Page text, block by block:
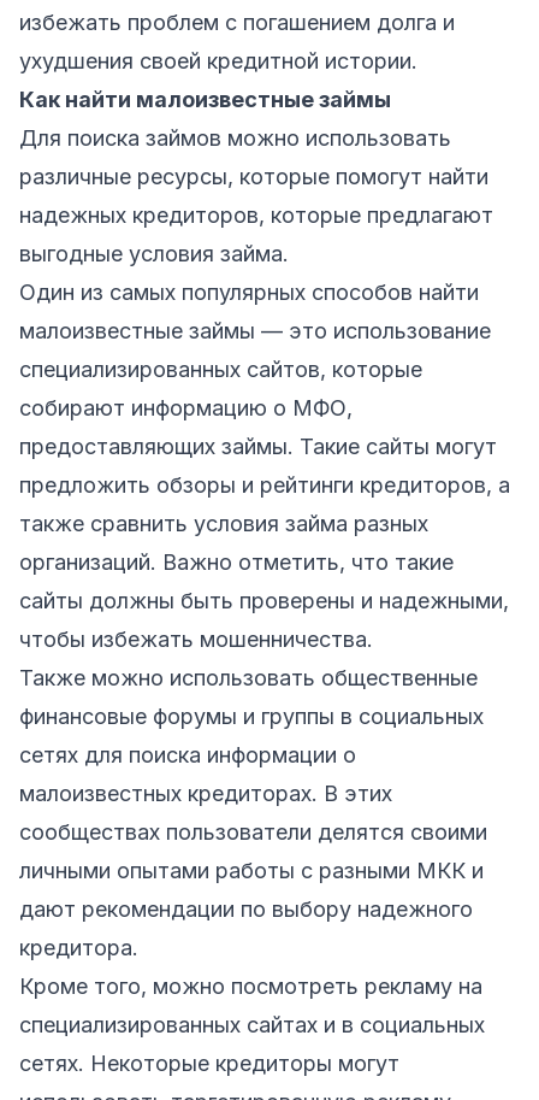
избежать проблем с погашением долга и
ухудшения своей кредитной истории.
Как найти малоизвестные займы
Для поиска займов можно использовать
различные ресурсы, которые помогут найти
надежных кредиторов, которые предлагают
выгодные условия займа.
Один из самых популярных способов найти
малоизвестные займы — это использование
специализированных сайтов, которые
собирают информацию о МФО,
предоставляющих займы. Такие сайты могут
предложить обзоры и рейтинги кредиторов, а
также сравнить условия займа разных
организаций. Важно отметить, что такие
сайты должны быть проверены и надежными,
чтобы избежать мошенничества.
Также можно использовать общественные
финансовые форумы и группы в социальных
сетях для поиска информации о
малоизвестных кредиторах. В этих
сообществах пользователи делятся своими
личными опытами работы с разными МКК и
дают рекомендации по выбору надежного
кредитора.
Кроме того, можно посмотреть рекламу на
специализированных сайтах и в социальных
сетях. Некоторые кредиторы могут